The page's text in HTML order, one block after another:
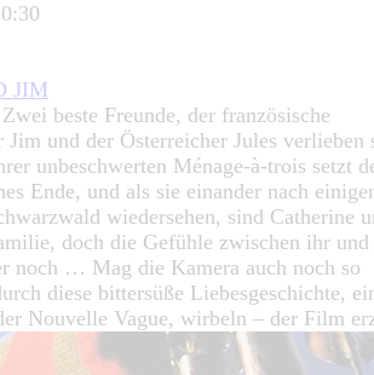
JIM
beste Freunde, der französische
Jim und der Österreicher Jules verlieben
unbeschwerten Ménage-à-trois setzt
Ende, und als sie einander nach
wiedersehen, sind Catherine
doch die Gefühle zwischen ihr
noch … Mag die Kamera auch noch so
diese bittersüße Liebesgeschichte,
Nouvelle Vague, wirbeln – der Film